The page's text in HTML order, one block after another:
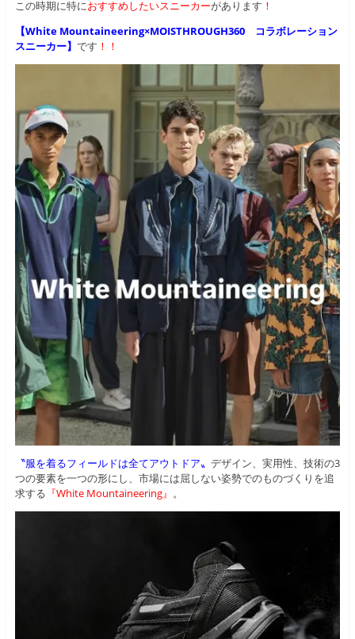
この時期に特におすすめしたいスニーカーがあります ！
【White Mountaineering×MOISTHROUGH360 コラボレーション
スニーカー】 です ！！
〝服を着るフィールドは全てアウトドア〟 デザイン、実用性、技術の3
つの要素を一つの形にし、市場には屈しない姿勢でのものづくりを追
求する 『White Mountaineering』 。